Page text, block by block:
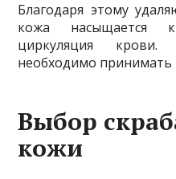
Благодаря этому
кожа насыщается
циркуляция
необходимо
Выбор
кожи